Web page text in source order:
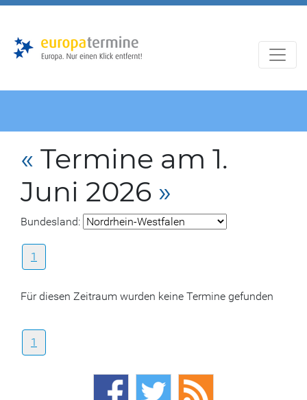
« Termine am 1.
Juni 2026 »
Bundesland:
1
Für diesen Zeitraum wurden keine Termine gefunden
1